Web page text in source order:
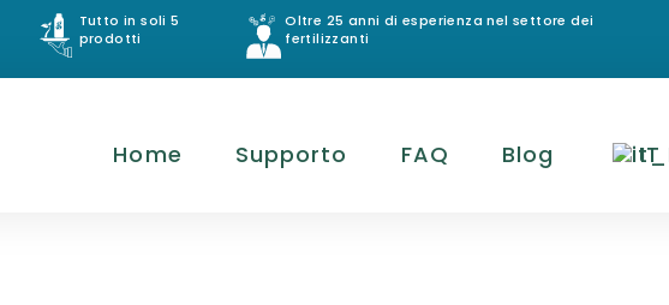
Tutto in soli 5
prodotti
Oltre 25 anni di esperienza nel settore dei
fertilizzanti
Home Supporto FAQ Blog IT